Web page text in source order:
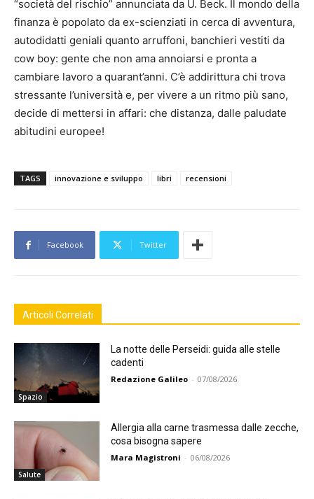
“società del rischio” annunciata da U. Beck. Il mondo della
finanza è popolato da ex-scienziati in cerca di avventura,
autodidatti geniali quanto arruffoni, banchieri vestiti da
cow boy: gente che non ama annoiarsi e pronta a
cambiare lavoro a quarant’anni. C’è addirittura chi trova
stressante l’università e, per vivere a un ritmo più sano,
decide di mettersi in affari: che distanza, dalle paludate
abitudini europee!
TAGS innovazione e sviluppo libri recensioni
Facebook Twitter
Articoli Correlati
Spazio
La notte delle Perseidi: guida alle stelle
cadenti
Redazione Galileo - 07/08/2026
Salute
Allergia alla carne trasmessa dalle zecche,
cosa bisogna sapere
Mara Magistroni - 06/08/2026